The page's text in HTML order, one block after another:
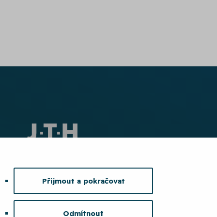
Přijmout a pokračovat
Odmítnout